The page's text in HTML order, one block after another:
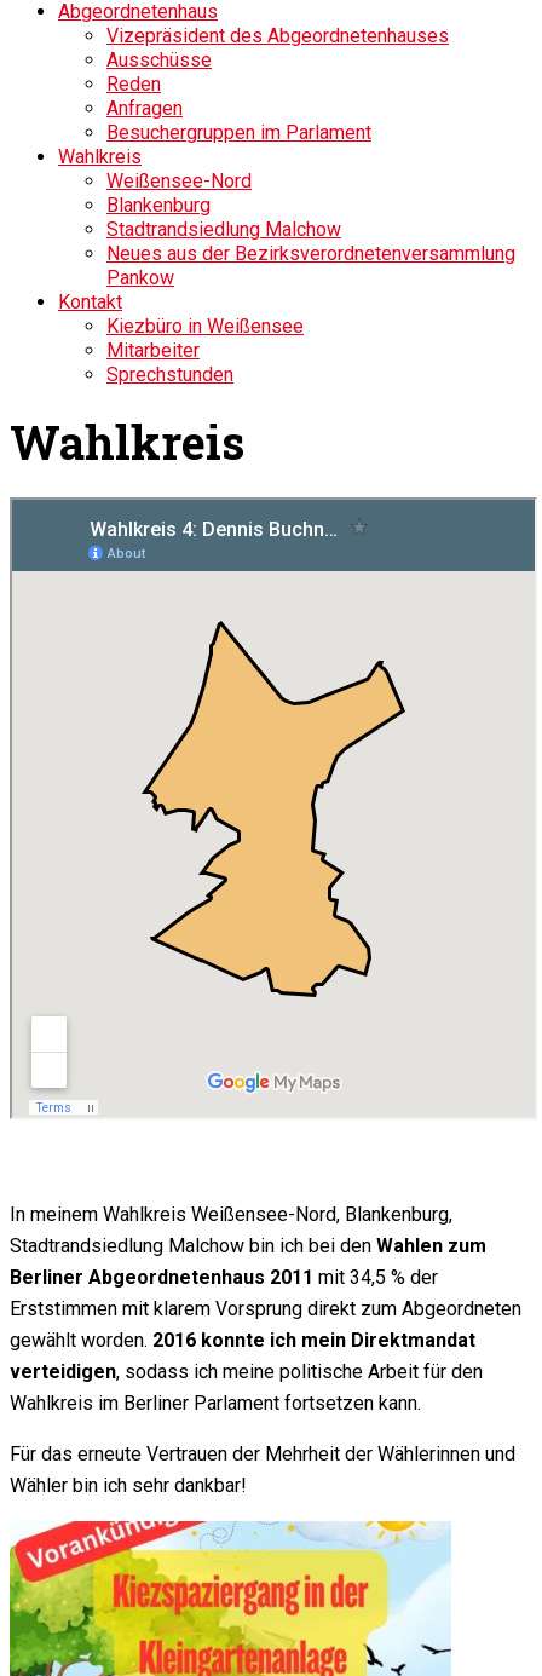
Abgeordnetenhaus
Vizepräsident des Abgeordnetenhauses
Ausschüsse
Reden
Anfragen
Besuchergruppen im Parlament
Wahlkreis
Weißensee-Nord
Blankenburg
Stadtrandsiedlung Malchow
Neues aus der Bezirksverordnetenversammlung
Pankow
Kontakt
Kiezbüro in Weißensee
Mitarbeiter
Sprechstunden
Wahlkreis
In meinem Wahlkreis Weißensee-Nord, Blankenburg,
Stadtrandsiedlung Malchow bin ich bei den Wahlen zum
Berliner Abgeordnetenhaus 2011 mit 34,5 % der
Erststimmen mit klarem Vorsprung direkt zum Abgeordneten
gewählt worden. 2016 konnte ich mein Direktmandat
verteidigen, sodass ich meine politische Arbeit für den
Wahlkreis im Berliner Parlament fortsetzen kann.
Für das erneute Vertrauen der Mehrheit der Wählerinnen und
Wähler bin ich sehr dankbar!